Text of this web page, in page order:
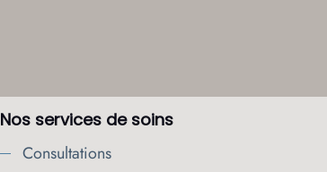
Nos services de soins
Consultations